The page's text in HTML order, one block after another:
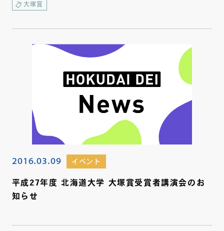
大塚賞
2016.03.09 イベント
平成27年度 北海道大学 大塚賞受賞者講演会のお
知らせ